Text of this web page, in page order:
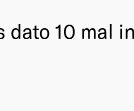
dato 10 mal